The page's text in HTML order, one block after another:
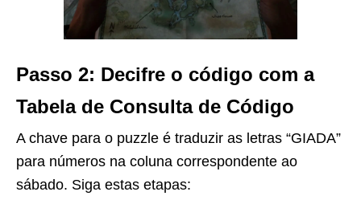
Passo 2: Decifre o código com a
Tabela de Consulta de Código
A chave para o puzzle é traduzir as letras “GIADA”
para números na coluna correspondente ao
sábado. Siga estas etapas: